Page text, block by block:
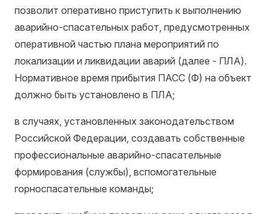
позволит оперативно приступить к выполнению
аварийно-спасательных работ, предусмотренных
оперативной частью плана мероприятий по
локализации и ликвидации аварий (далее - ПЛА).
Нормативное время прибытия ПАСС (Ф) на объект
должно быть установлено в ПЛА;
в случаях, установленных законодательством
Российской Федерации, создавать собственные
профессиональные аварийно-спасательные
формирования (службы), вспомогательные
горноспасательные команды;